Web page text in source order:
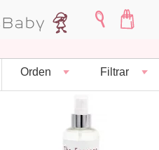
Orden Filtrar